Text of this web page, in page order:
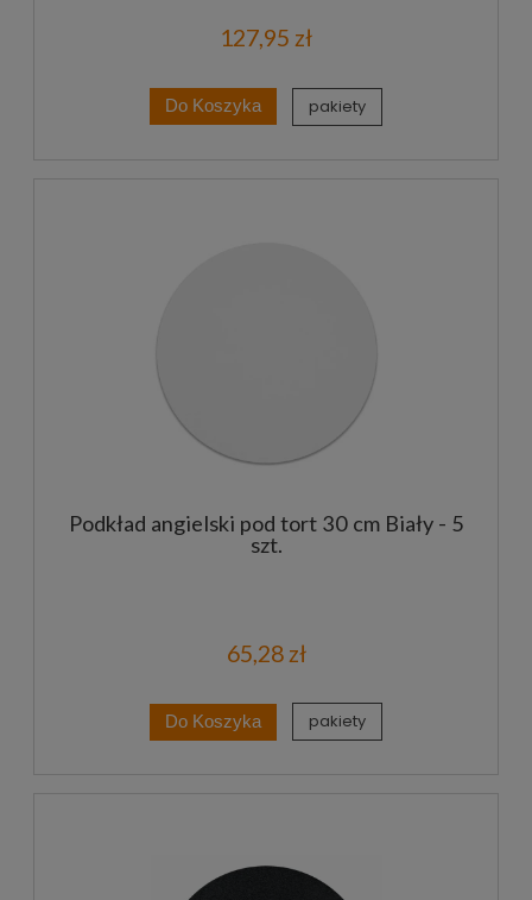
127,95 zł
Do Koszyka pakiety
Podkład angielski pod tort 30 cm Biały - 5
szt.
65,28 zł
Do Koszyka pakiety